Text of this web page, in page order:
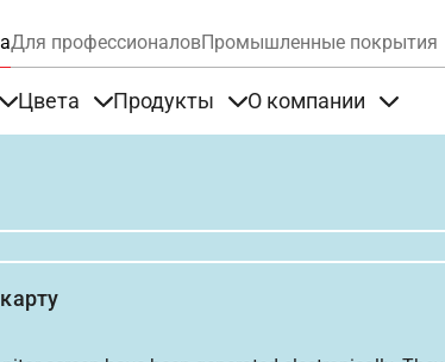
Для профессионаловПромышленные покрытия
Цвета Продукты О компании